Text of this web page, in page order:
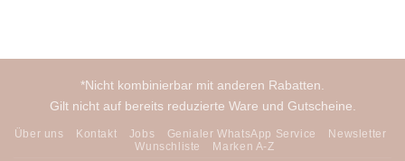
*Nicht kombinierbar mit anderen Rabatten.
Gilt nicht auf bereits reduzierte Ware und Gutscheine.
Über uns Kontakt Jobs Genialer WhatsApp Service
Newsletter
Wunschliste
Marken A-Z